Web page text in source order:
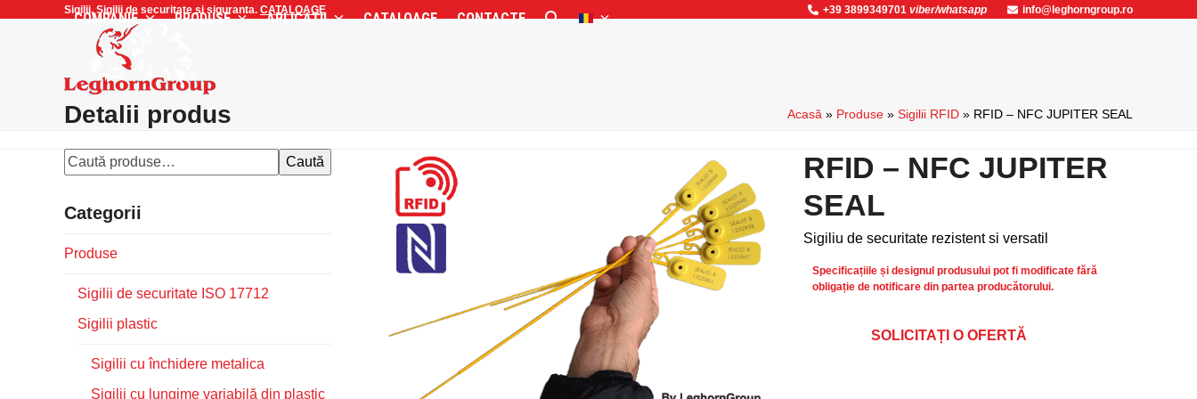
Sigilii, Sigilii de securitate si siguranta. CATALOAGE +39 3899349701 viber/whatsapp info@leghorngroup.ro
COMPANIE PRODUSE APLICAȚII CATALOAGE CONTACTE
Detalii produs Acasă » Produse » Sigilii RFID » RFID – NFC JUPITER SEAL
RFID – NFC JUPITER
SEAL
Sigiliu de securitate rezistent si versatil
Specificațiile și designul produsului pot fi modificate fără
obligație de notificare din partea producătorului.
SOLICITAȚI O OFERTĂ
Caută
Categorii
Produse
Sigilii de securitate ISO 17712
Sigilii plastic
Sigilii cu închidere metalica
Sigilii cu lungime variabilă din plastic